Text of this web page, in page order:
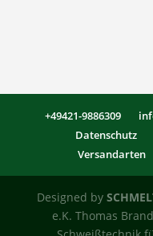
+49421-9886309
Datenschutz
Versandarten
Designed by
e.K. Thomas